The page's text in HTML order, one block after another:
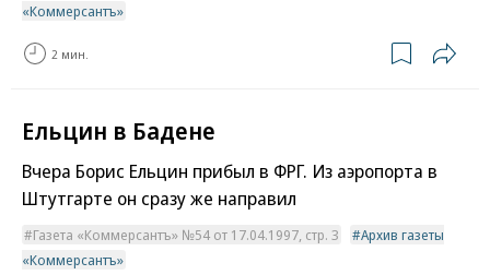
«Коммерсантъ»
2 мин.
Ельцин в Бадене
Вчера Борис Ельцин прибыл в ФРГ. Из аэропорта в
Штутгарте он сразу же направил
Газета «Коммерсантъ» №54 от 17.04.1997, стр. 3
Архив газеты
«Коммерсантъ»